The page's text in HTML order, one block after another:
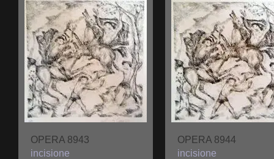
OPERA 8943
incisione
OPERA 8944
incisione